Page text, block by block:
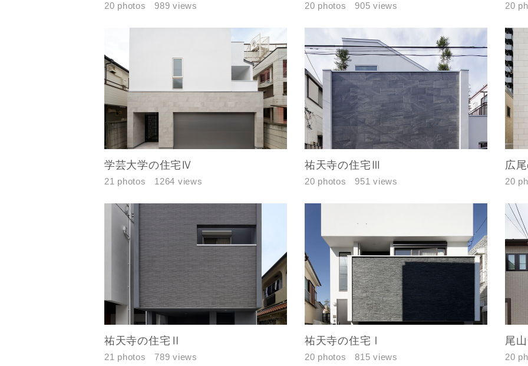
20 photos 989 views 20 photos 905 views 20
学芸大学の住宅Ⅳ
21 photos 1264 views
祐天寺の住宅Ⅲ
20 photos 951 views
広
20
祐天寺の住宅Ⅱ
21 photos 789 views
祐天寺の住宅Ⅰ
20 photos 815 views
尾
20
お名前
メールアドレス
郵便番号 -
都道府県
市区町村
番地、建物名
建築予定地
専門家の都合により、資料の送付が遅くなったり、送付できない場合がありま
じめご了承ください。
閉じる
閉じる